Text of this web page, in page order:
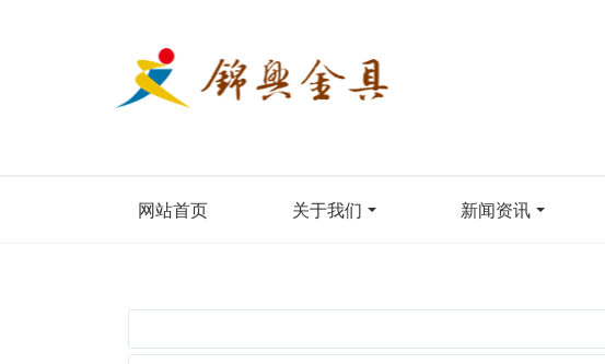
网站首页 关于我们 新闻资讯